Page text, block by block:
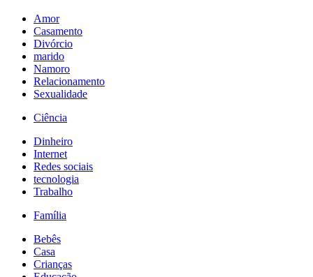
Amor
Casamento
Divórcio
marido
Namoro
Relacionamento
Sexualidade
Ciência
Dinheiro
Internet
Redes sociais
tecnologia
Trabalho
Família
Bebês
Casa
Crianças